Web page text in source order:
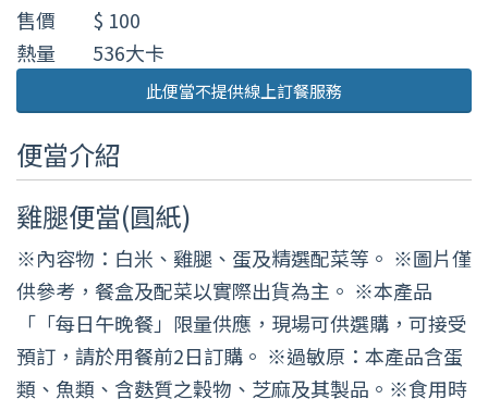
售價
$ 100
熱量
536大卡
此便當不提供線上訂餐服務
便當介紹
雞腿便當(圓紙)
※內容物：白米、雞腿、蛋及精選配菜等。 ※圖片僅
供參考，餐盒及配菜以實際出貨為主。 ※本產品
「「每日午晚餐」限量供應，現場可供選購，可接受
預訂，請於用餐前2日訂購。 ※過敏原：本產品含蛋
類、魚類、含麩質之穀物、芝麻及其製品。※食用時